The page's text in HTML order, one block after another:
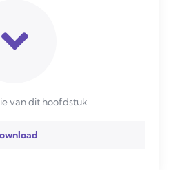
van dit hoofdstuk